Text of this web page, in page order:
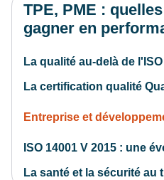
TPE, PME :
gagner en
La qualité au-delà de
La certification qualité
Entreprise et
ISO 14001 V 2015 : une
La santé et la sécurité au